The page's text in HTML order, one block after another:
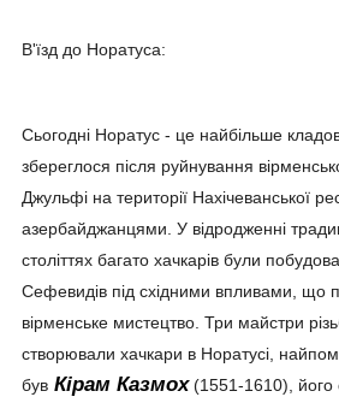
В'їзд до Норатуса:
Сьогодні Норатус - це найбільше
збереглося після руйнування
Джульфі на території Нахічеванської
азербайджанцями. У відродженні
століттях багато хачкарів були
Сефевидів під східними впливами, що
вірменське мистецтво. Три майстри
створювали хачкари в Норатусі,
був Кірам Казмох(1551-1610), його